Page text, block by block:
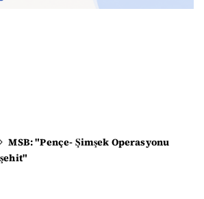
MSB: "Pençe- Şimşek Operasyonu